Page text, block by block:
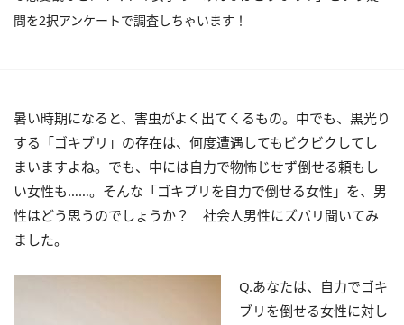
問を2択アンケートで調査しちゃいます！
暑い時期になると、害虫がよく出てくるもの。中でも、黒光り
する「ゴキブリ」の存在は、何度遭遇してもビクビクしてし
まいますよね。でも、中には自力で物怖じせず倒せる頼もし
い女性も……。そんな「ゴキブリを自力で倒せる女性」を、男
性はどう思うのでしょうか？ 社会人男性にズバリ聞いてみ
ました。
Q.あなたは、自力でゴキ
ブリを倒せる女性に対し